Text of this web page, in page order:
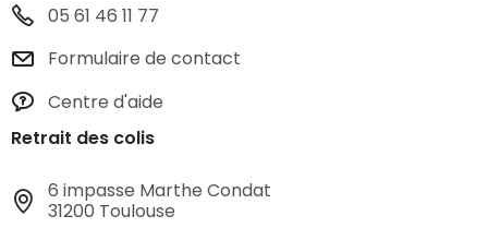
05 61 46 11 77
Formulaire de contact
Centre d'aide
Retrait des colis
6 impasse Marthe Condat
31200 Toulouse